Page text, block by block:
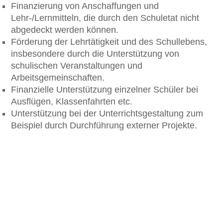
Finanzierung von Anschaffungen und
Lehr-/Lernmitteln, die durch den Schuletat nicht
abgedeckt werden können.
Förderung der Lehrtätigkeit und des Schullebens,
insbesondere durch die Unterstützung von
schulischen Veranstaltungen und
Arbeitsgemeinschaften.
Finanzielle Unterstützung einzelner Schüler bei
Ausflügen, Klassenfahrten etc.
Unterstützung bei der Unterrichtsgestaltung zum
Beispiel durch Durchführung externer Projekte.